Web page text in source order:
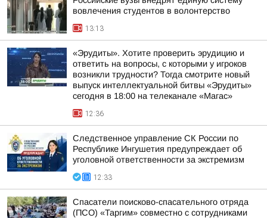
вовлечения студентов в волонтерство
13:13
«Эрудиты». Хотите проверить эрудицию и
ответить на вопросы, с которыми у игроков
возникли трудности? Тогда смотрите новый
выпуск интеллектуальной битвы «Эрудиты»
сегодня в 18:00 на телеканале «Магас»
12:36
Следственное управление СК России по
Республике Ингушетия предупреждает об
уголовной ответственности за экстремизм
12:33
Спасатели поисково-спасательного отряда
(ПСО) «Таргим» совместно с сотрудниками